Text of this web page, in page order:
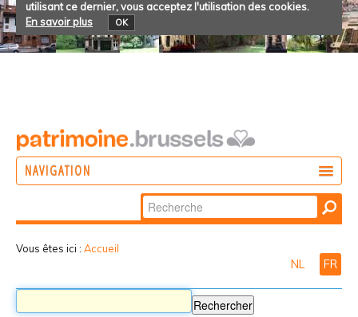
utilisant ce dernier, vous acceptez l'utilisation des cookies.
En savoir plus
OK
NAVIGATION
Chercher par
Recherche
Vous êtes ici : Accueil
NL FR